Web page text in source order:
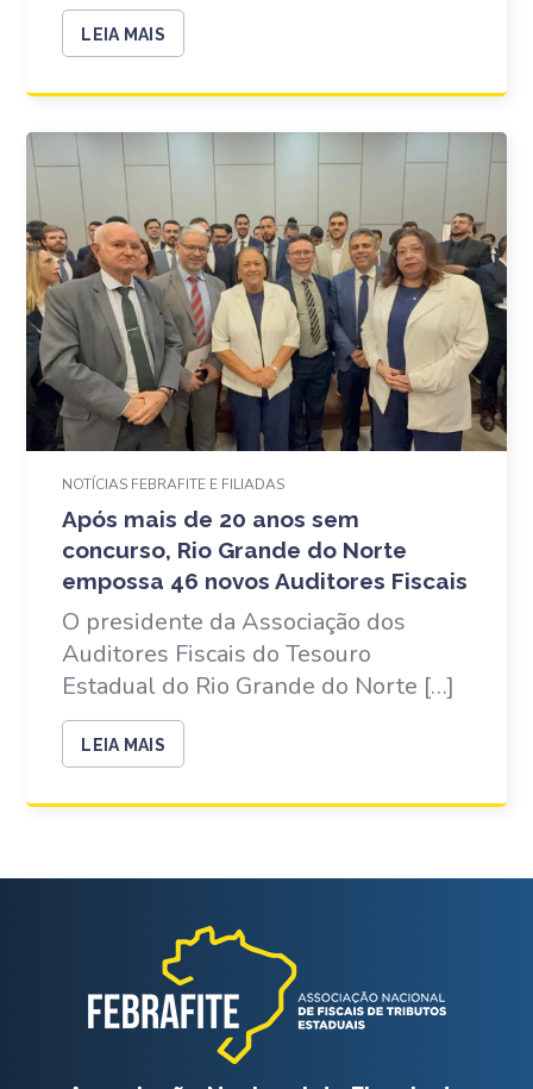
LEIA MAIS
NOTÍCIAS FEBRAFITE E FILIADAS
Após mais de 20 anos sem
concurso, Rio Grande do Norte
empossa 46 novos Auditores Fiscais
O presidente da Associação dos
Auditores Fiscais do Tesouro
Estadual do Rio Grande do Norte […]
LEIA MAIS